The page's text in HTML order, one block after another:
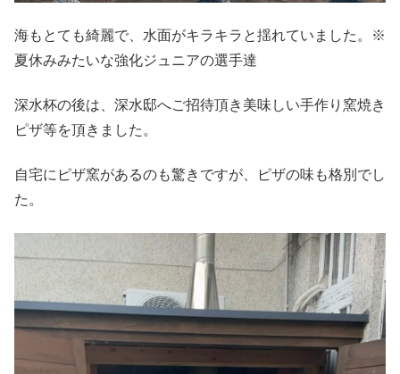
海もとても綺麗で、水面がキラキラと揺れていました。※
夏休みみたいな強化ジュニアの選手達
深水杯の後は、深水邸へご招待頂き美味しい手作り窯焼き
ピザ等を頂きました。
自宅にピザ窯があるのも驚きですが、ピザの味も格別でし
た。